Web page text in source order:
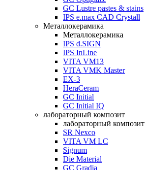
GC Lustre pastes & stains
IPS e.max CAD Crystall
Металлокерамика
Металлокерамика
IPS d.SIGN
IPS InLine
VITA VM13
VITA VMK Master
EX-3
HeraCeram
GC Initial
GC Initial IQ
лабораторный композит
лабораторный композит
SR Nexco
VITA VM LC
Signum
Die Material
GC Gradia